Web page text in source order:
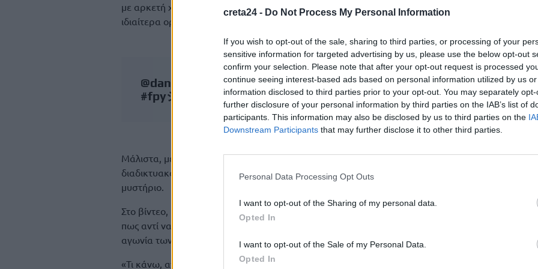
creta24 - Do Not Process My Personal Information
If you wish to opt-out of the sale, sharing to third parties, or processing of your
sensitive information for targeted advertising by us, please use the below opt-out
confirm your selection. Please note that after your opt-out request is processed
continue seeing interest-based ads based on personal information utilized by us
information disclosed to third parties prior to your opt-out. You may separately
further disclosure of your personal information by third parties on the IAB’s list of
participants. This information may also be disclosed by us to third parties on the
Downstream Participants that may further disclose it to other third parties.
Personal Data Processing Opt Outs
I want to opt-out of the Sharing of my personal data.
Opted In
I want to opt-out of the Sale of my Personal Data.
Opted In
με αρκετή χαλαρότητα και πολύ χιούμορ. Η ίδια έχει παραδεχτεί στο παρελθόν ότι δεν είναι
ιδιαίτερα οργανωτική, κάτι που φαίνεται πως ισχύει και στην περίπτωση του γάμου της.
@danaibarka__Καλό μήνα ρε παιδιά #funny #fyp
#fpyシ
♬ πρωτότυπος ήχος – 3kkk__
Μάλιστα, μέσα από τα social media μοιράστηκε ένα ξεκαρδιστικό βίντεο με τους
διαδικτυακούς της φίλους, σατιρίζοντας την κατάσταση που επικρατεί λίγο πριν από το
μυστήριο.
Στο βίντεο, η παρουσιάστρια αναπαριστά σκηνή από γνωστή τηλεοπτική σειρά, δείχνοντας
πως αντί να ασχολείται με τις τελευταίες λεπτομέρειες του γάμου, προτιμά να διασκεδάζει την
αγωνία των ημερών.
«Τι κάνω, αντί να κάνω λίστα καλεσμένων 10 μέρες πριν τον γάμο», έγραψε χαρακτηριστικά